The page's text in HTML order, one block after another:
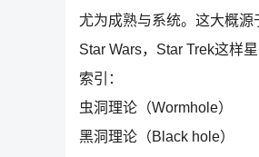
尤为成熟与系统。这大概
Star Wars，Star Trek这样
索引：
虫洞理论（Wormhole）
黑洞理论（Black hole）